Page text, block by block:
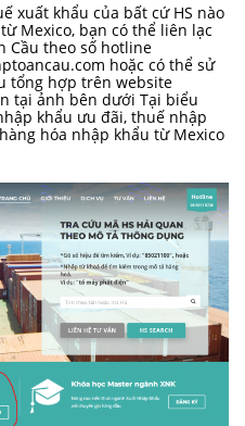
xuất khẩu của bất cứ HS nào
Mexico, bạn có thể liên lạc
Cầu theo số hotline
hoặc có thể sử
tổng hợp trên website
tại ảnh bên dưới Tại biểu
khẩu ưu đãi, thuế nhập
hóa nhập khẩu từ Mexico